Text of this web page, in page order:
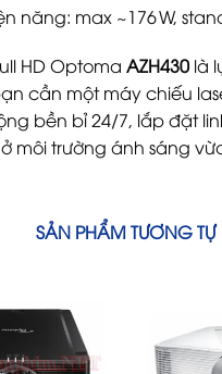
năng: max ~176 W,
HD Optoma AZH430 là
cần một máy chiếu
bền bỉ 24/7, lắp đặt
môi trường ánh sáng
SẢN PHẨM TƯƠNG TỰ